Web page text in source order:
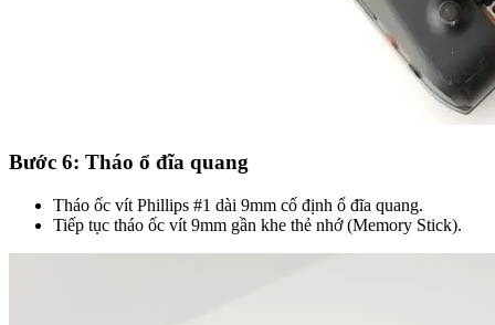
Bước 6: Tháo ổ đĩa quang
Tháo ốc vít Phillips #1 dài 9mm cố định ổ đĩa quang.
Tiếp tục tháo ốc vít 9mm gần khe thẻ nhớ (Memory Stick).